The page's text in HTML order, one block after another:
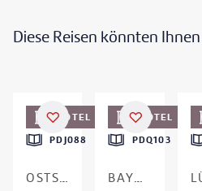
Diese Reisen könnten
HOTEL
PDJ088
OSTSEE - WEISSENHÄUSER STRAND
HOTEL
PDQ103
BAYERISCHER WALD - WEGSCHEID